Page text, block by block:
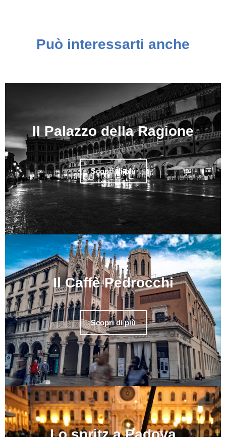
Può interessarti anche
Il Palazzo della Ragione
Scopri di più
Il Caffè Pedrocchi
Scopri di più